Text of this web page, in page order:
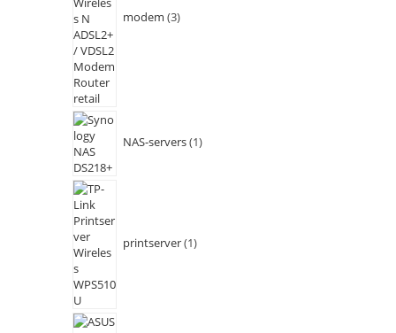
modem 3
NAS-servers 1
printserver 1